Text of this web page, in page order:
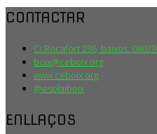
CONTACTAR
C/ Rocafort 236, baixos.
boix@ceboix.org
www.ceboix.org
@esplaiboix
ENLLAÇOS